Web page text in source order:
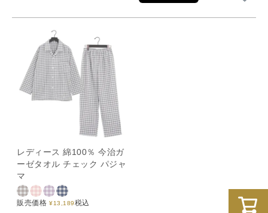
レディース 綿100％ 今治ガ
ーゼタオル チェック パジャ
マ
販売価格 ¥13,189税込